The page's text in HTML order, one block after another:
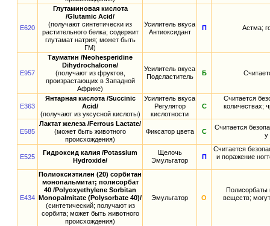
E620
Глутаминовая кислота
/Glutamic Acid/
(получают синтетически из
растительного белка; содержит
глутамат натрия; может быть
ГМ)
Усилитель вкуса
Антиоксидант
П Астма;
E957
Тауматин /Neohesperidine
Dihydrochalcone/
(получают из фруктов,
произрастающих в Западной
Африке)
Усилитель вкуса
Подсластитель
Б
E363
Янтарная кислота /Succinic
Acid/
(получают из уксусной кислоты)
Усилитель вкуса
Регулятор
кислотности
С
Считается
количествах;
E585
Лактат железа /Ferrous Lactate/
(может быть животного
происхождения)
Фиксатор цвета С
Считается
у
E525
Гидроксид калия /Potassium
Hydroxide/
Щелочь
Эмульгатор
П
Считается
и поражение
E434
Полиоксиэтилен (20) сорбитан
монопальмитат; полисорбат
40 /Polyoxyethylene Sorbitan
Monopalmitate (Polysorbate 40)/
(синтетический; получают из
сорбита; может быть животного
происхождения)
Эмульгатор О
Полисорбаты
веществ;